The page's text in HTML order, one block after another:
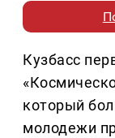
Кузбасс
который
молодежи